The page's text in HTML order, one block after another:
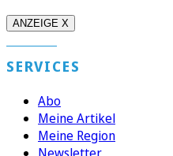
ANZEIGE X
SERVICES
Abo
Meine Artikel
Meine Region